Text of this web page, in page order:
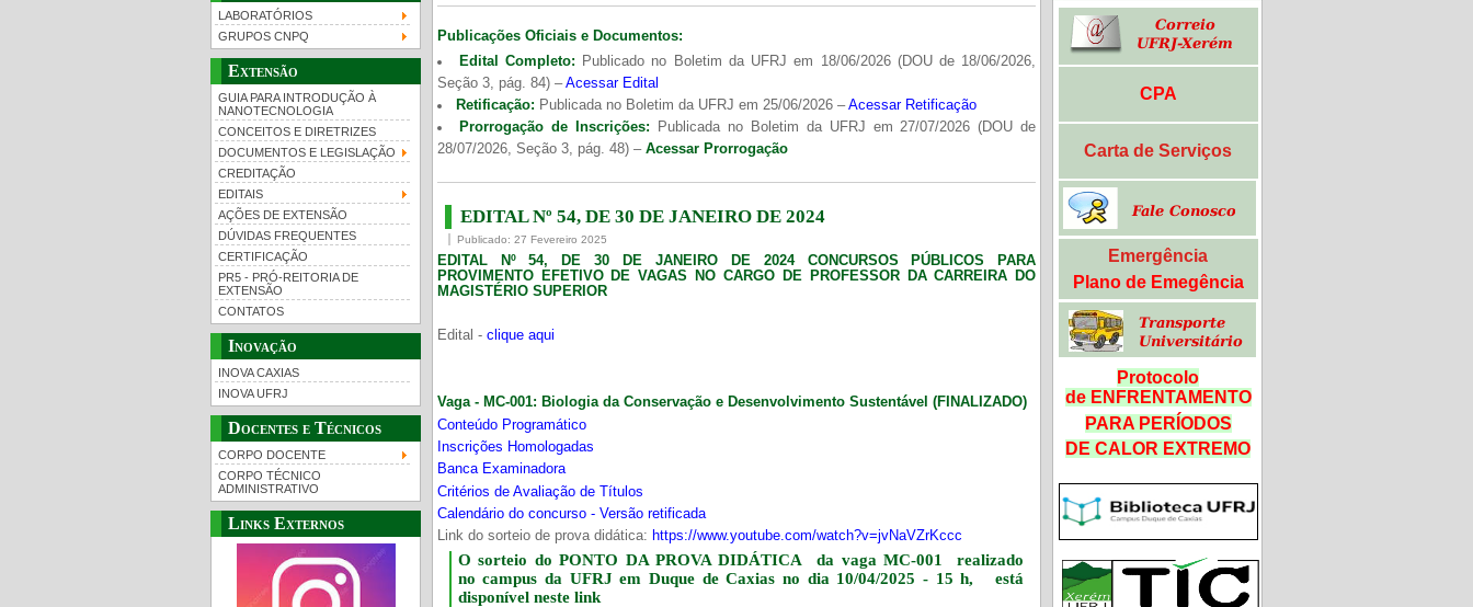
LABORATÓRIOS
GRUPOS CNPQ
Extensão
GUIA PARA INTRODUÇÃO À
NANOTECNOLOGIA
CONCEITOS E DIRETRIZES
DOCUMENTOS E LEGISLAÇÃO
CREDITAÇÃO
EDITAIS
AÇÕES DE EXTENSÃO
DÚVIDAS FREQUENTES
CERTIFICAÇÃO
PR5 - PRÓ-REITORIA DE
EXTENSÃO
CONTATOS
Inovação
INOVA CAXIAS
INOVA UFRJ
Docentes e Técnicos
CORPO DOCENTE
CORPO TÉCNICO
ADMINISTRATIVO
Links Externos
Publicações Oficiais e Documentos:
Edital Completo: Publicado no Boletim da UFRJ em 18/06/2026 (DOU de 18/06/2026,
Seção 3, pág. 84) –Acessar Edital
Retificação: Publicada no Boletim da UFRJ em 25/06/2026 –Acessar Retificação
Prorrogação de Inscrições: Publicada no Boletim da UFRJ em 27/07/2026 (DOU de
28/07/2026, Seção 3, pág. 48) – Acessar Prorrogação
EDITAL Nº 54, DE 30 DE JANEIRO DE 2024
Publicado: 27 Fevereiro 2025
EDITAL Nº 54, DE 30 DE JANEIRO DE 2024 CONCURSOS PÚBLICOS PARA
PROVIMENTO EFETIVO DE VAGAS NO CARGO DE PROFESSOR DA CARREIRA DO
MAGISTÉRIO SUPERIOR
Edital - clique aqui
Vaga - MC-001: Biologia da Conservação e Desenvolvimento Sustentável (FINALIZADO)
Conteúdo Programático
Inscrições Homologadas
Banca Examinadora
Critérios de Avaliação de Títulos
Calendário do concurso - Versão retificada
Link do sorteio de prova didática: https://www.youtube.com/watch?v=jvNaVZrKccc
O sorteio do PONTO DA PROVA DIDÁTICA da vaga MC-001 realizado
no campus da UFRJ em Duque de Caxias no dia 10/04/2025 - 15 h, está
disponível neste link
CPA
Carta de Serviços
Emergência
Plano de Emegência
Protocolo
de ENFRENTAMENTO
PARA PERÍODOS
DE CALOR EXTREMO